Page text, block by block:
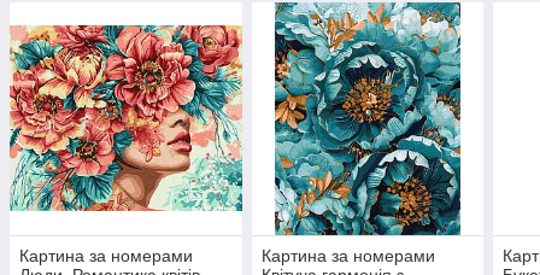
Картина за номерами
Картина за номерами